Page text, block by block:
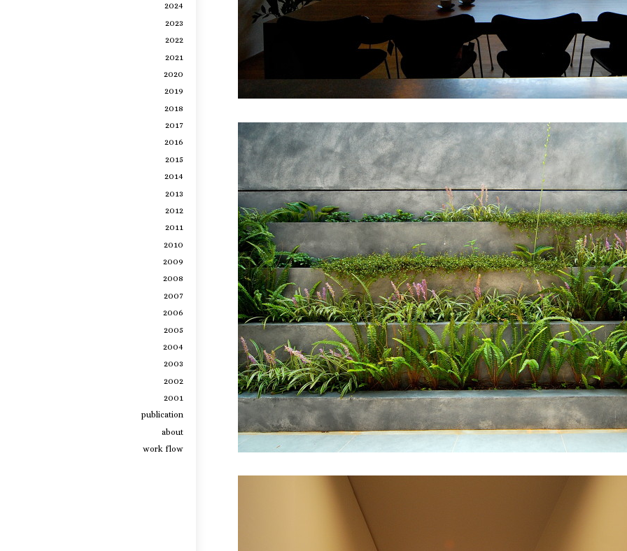
2024
2023
2022
2021
2020
2019
2018
2017
2016
2015
2014
2013
2012
2011
2010
2009
2008
2007
2006
2005
2004
2003
2002
2001
publication
about
work flow